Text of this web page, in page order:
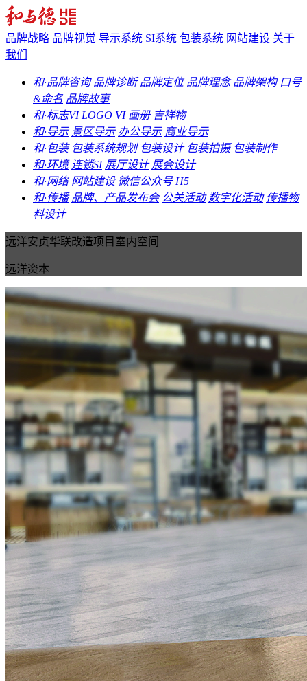
品牌战略 品牌视觉 导示系统 SI系统 包装系统 网站建设 关于
我们
和·品牌咨询 品牌诊断 品牌定位 品牌理念 品牌架构 口号
&命名 品牌故事
和·标志VI LOGO VI 画册 吉祥物
和·导示 景区导示 办公导示 商业导示
和·包装 包装系统规划 包装设计 包装拍摄 包装制作
和·环境 连锁SI 展厅设计 展会设计
和·网络 网站建设 微信公众号 H5
和·传播 品牌、产品发布会 公关活动 数字化活动 传播物
料设计
远洋安贞华联改造项目室内空间
远洋资本